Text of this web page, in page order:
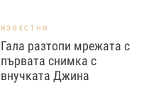
ИЗВЕСТНИ
Гала разтопи мрежата с
първата снимка с
внучката Джина